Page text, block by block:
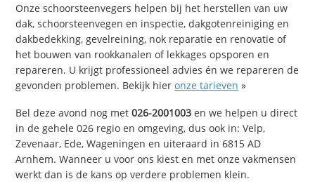
Onze schoorsteenvegers helpen bij het herstellen van uw
dak, schoorsteenvegen en inspectie, dakgotenreiniging en
dakbedekking, gevelreining, nok reparatie en renovatie of
het bouwen van rookkanalen of lekkages opsporen en
repareren. U krijgt professioneel advies én we repareren de
gevonden problemen. Bekijk hieronze tarieven »
Bel deze avond nog met026-2001003 en we helpen u direct
in de gehele 026 regio en omgeving, dus ook in: Velp,
Zevenaar, Ede, Wageningen en uiteraard in 6815 AD
Arnhem. Wanneer u voor ons kiest en met onze vakmensen
werkt dan is de kans op verdere problemen klein.